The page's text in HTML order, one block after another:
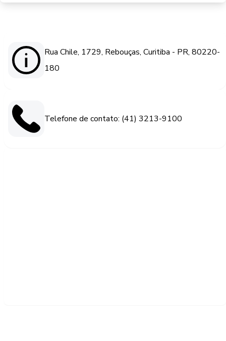
Rua Chile, 1729, Rebouças, Curitiba - PR, 80220-
180
Telefone de contato: (41) 3213-9100